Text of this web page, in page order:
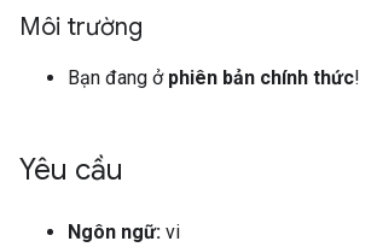
Môi trường
Bạn đang ở phiên bản chính thức!
Yêu cầu
Ngôn ngữ: vi